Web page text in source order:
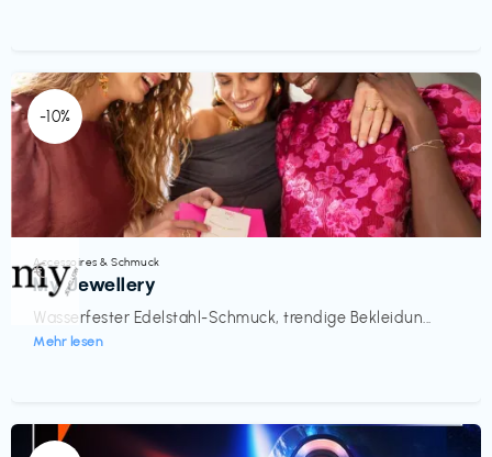
-10%
Accessoires & Schmuck
My Jewellery
Wasserfester Edelstahl-Schmuck, trendige Bekleidun...
Mehr lesen
€‎